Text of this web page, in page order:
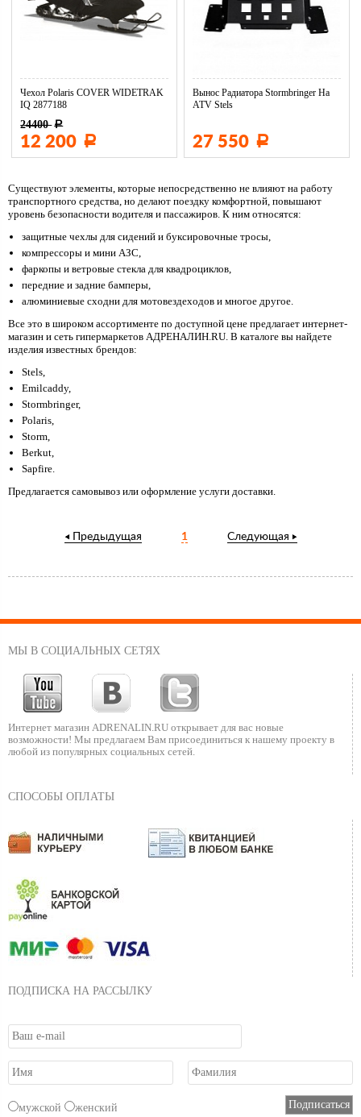
Чехол Polaris COVER WIDETRAK
IQ 2877188
24400 Р
12 200 Р
Вынос Радиатора Stormbringer На
ATV Stels
27 550 Р
Существуют элементы, которые непосредственно не влияют на работу
транспортного средства, но делают поездку комфортной, повышают
уровень безопасности водителя и пассажиров. К ним относятся:
защитные чехлы для сидений и буксировочные тросы,
компрессоры и мини АЗС,
фаркопы и ветровые стекла для квадроциклов,
передние и задние бамперы,
алюминиевые сходни для мотовездеходов и многое другое.
Все это в широком ассортименте по доступной цене предлагает интернет-
магазин и сеть гипермаркетов АДРЕНАЛИН.RU. В каталоге вы найдете
изделия известных брендов:
Stels,
Emilcaddy,
Stormbringer,
Polaris,
Storm,
Berkut,
Sapfire.
Предлагается самовывоз или оформление услуги доставки.
Предыдущая 1 Следующая
МЫ В СОЦИАЛЬНЫХ СЕТЯХ
Интернет магазин ADRENALIN.RU открывает для вас новые
возможности! Мы предлагаем Вам присоединиться к нашему проекту в
любой из популярных социальных сетей.
СПОСОБЫ ОПЛАТЫ
ПОДПИСКА НА РАССЫЛКУ
мужской женский